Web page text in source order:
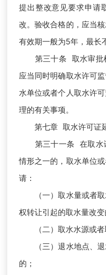
提出整改意见要求申请
改。验收合格的，应当
有效期一般为5年，最长
第三十条 取水审批机
应当同时明确取水许可
水单位或者个人取水许
理的有关事项。
第七章 取水许可证
第三十一条 在取水
情形之一的，取水单位
请：
（一）取水量或者取
权转让引起的取水量改变
（二）取水水源或者
（三）退水地点、退
的；